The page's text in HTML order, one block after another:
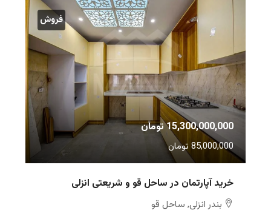
فروش
15,300,000,000 تومان
85,000,000 تومان
خرید آپارتمان در ساحل قو و شریعتی انزلی
بندر انزلی, ساحل قو